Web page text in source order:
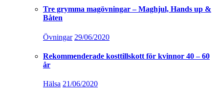
Tre grymma magövningar – Maghjul, Hands up &
Båten
Övningar 29/06/2020
Rekommenderade kosttillskott för kvinnor 40 – 60
år
Hälsa 21/06/2020